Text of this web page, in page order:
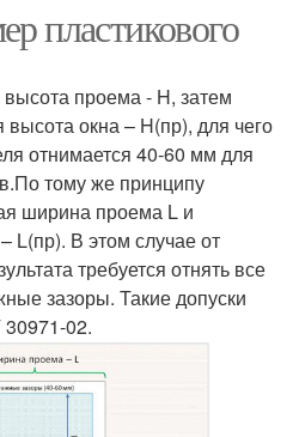
пластикового
проема - H, затем
высота окна – H(пр), для чего
отнимается 40-60 мм для
тому же принципу
ширина проема L и
L(пр). В этом случае от
требуется отнять все
зазоры. Такие допуски
02.